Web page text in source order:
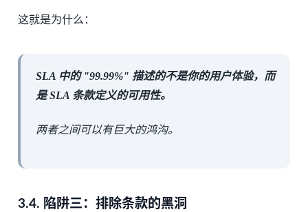
这就是为什么：
SLA 中的 "99.99%" 描述的不是你的用户体验，而
是 SLA 条款定义的可用性。
两者之间可以有巨大的鸿沟。
3.4. 陷阱三：排除条款的黑洞